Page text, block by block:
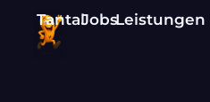
TantalJobsLeistungen